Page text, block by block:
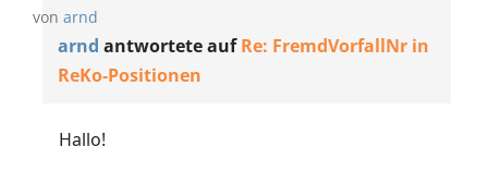
von arnd
arnd antwortete aufRe: FremdVorfallNr in
ReKo-Positionen
Hallo!